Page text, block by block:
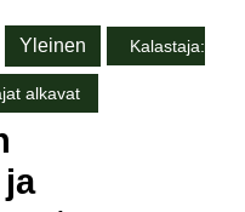
Yleinen Kalastaja:
alkavat